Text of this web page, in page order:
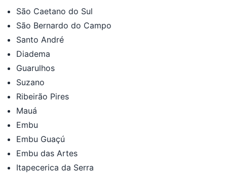
São Caetano do Sul
São Bernardo do Campo
Santo André
Diadema
Guarulhos
Suzano
Ribeirão Pires
Mauá
Embu
Embu Guaçú
Embu das Artes
Itapecerica da Serra